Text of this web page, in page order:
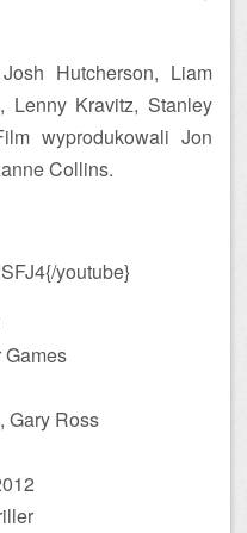
Hutcherson, Liam
Lenny Kravitz, Stanley
wyprodukowali Jon
Collins.
youtube}
Gary Ross